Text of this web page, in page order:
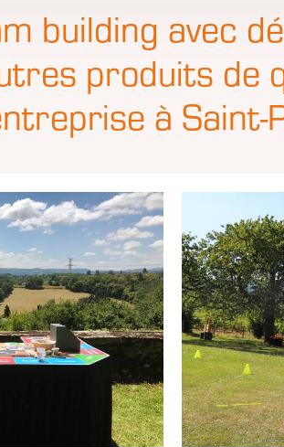
building avec
produits de
à Saint-